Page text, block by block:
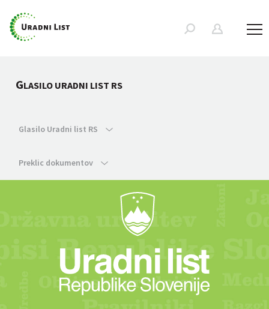
GLASILO URADNI LIST RS
Glasilo Uradni list RS
Preklic dokumentov